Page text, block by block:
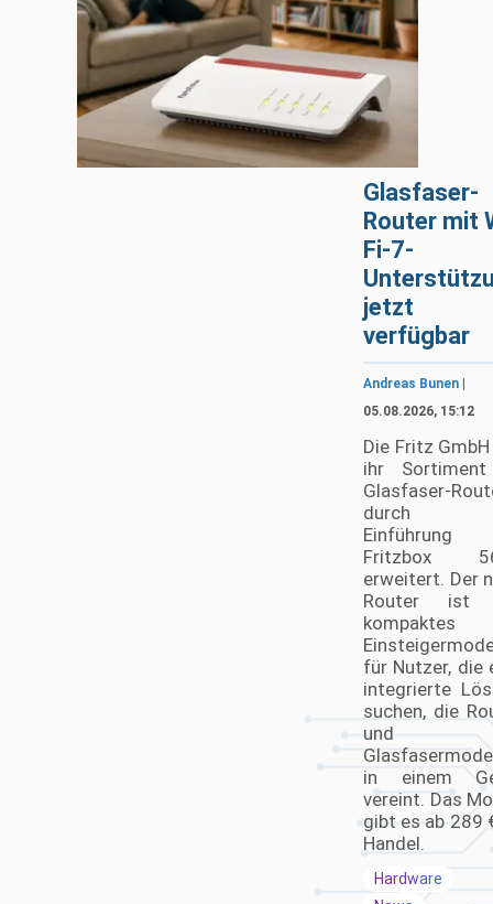
Glasfaser-
Router mit
Fi-7-
jetzt
verfügbar
Andreas Bunen
05.08.2026, 15:12
Die Fritz
ihr
Glasfaser-
durch
Einführung
Fritzbox
erweitert. Der
Router ist
kompaktes
für Nutzer, die
integrierte
suchen, die
und
in einem
vereint. Das
gibt es ab 289
Handel.
Hardware